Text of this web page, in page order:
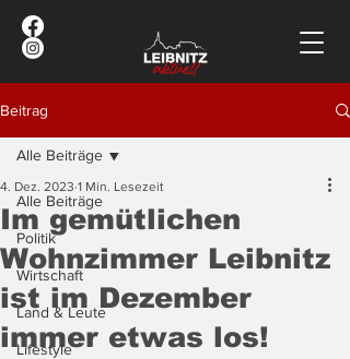
Beitrag
Alle Beiträge
Politik
Wirtschaft
Land & Leute
Lifestyle
Alle Beiträge
Im gemütlichen
Wohnzimmer Leibnitz
ist im Dezember
immer etwas los!
4. Dez. 2023 1 Min. Lesezeit